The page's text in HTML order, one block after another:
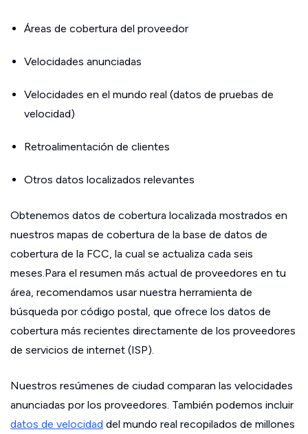
Áreas de cobertura del proveedor
Velocidades anunciadas
Velocidades en el mundo real (datos de pruebas de
velocidad)
Retroalimentación de clientes
Otros datos localizados relevantes
Obtenemos datos de cobertura localizada mostrados en
nuestros mapas de cobertura de la base de datos de
cobertura de la FCC, la cual se actualiza cada seis
meses.Para el resumen más actual de proveedores en tu
área, recomendamos usar nuestra herramienta de
búsqueda por código postal, que ofrece los datos de
cobertura más recientes directamente de los proveedores
de servicios de internet (ISP).
Nuestros resúmenes de ciudad comparan las velocidades
anunciadas por los proveedores. También podemos incluir
datos de velocidad del mundo real recopilados de millones